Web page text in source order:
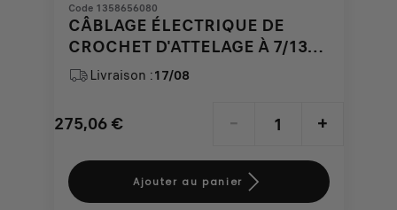
Code 1358656080
CÂBLAGE ÉLECTRIQUE DE
CROCHET D'ATTELAGE À 7/13
BROCHES POUR FIAT ET FIAT
PROFESSIONAL QUBO
Livraison :17/08
275,06 €
Price
275,06
- +
Quantity
updated
Ajouter au panier